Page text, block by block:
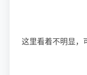
这里看着不明显，